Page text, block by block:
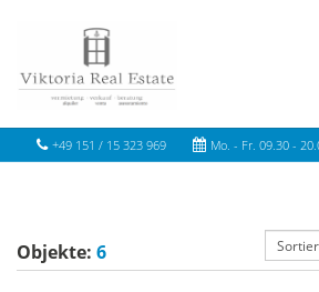
+49 151 / 15 323 969 Mo. - Fr. 09.30 -
Objekte: 6